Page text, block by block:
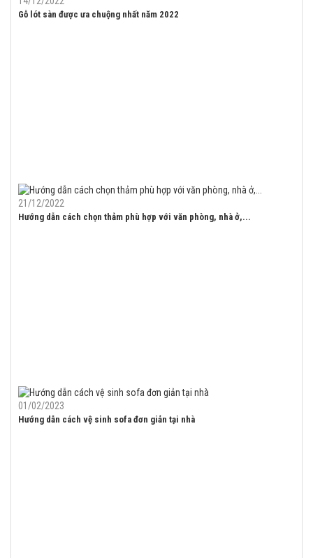
Gỗ lót sàn được ưa chuộng nhất năm 2022
21/12/2022
Hướng dẫn cách chọn thảm phù hợp với văn phòng, nhà ở,...
01/02/2023
Hướng dẫn cách vệ sinh sofa đơn giản tại nhà